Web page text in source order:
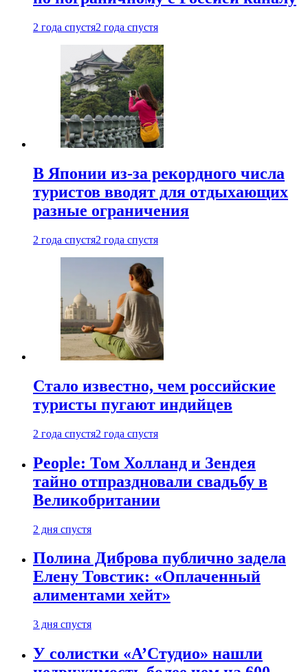
2 года спустя2 года спустя
В Японии из-за рекордного числа
туристов вводят для отдыхающих
разные ограничения
2 года спустя2 года спустя
Стало известно, чем российские
туристы пугают индийцев
2 года спустя2 года спустя
People: Том Холланд и Зендея
тайно отпраздновали свадьбу в
Великобритании
2 дня спустя
Полина Диброва публично задела
Елену Товстик: «Оплаченный
алиментами хейт»
3 дня спустя
У солистки «А’Студио» нашли